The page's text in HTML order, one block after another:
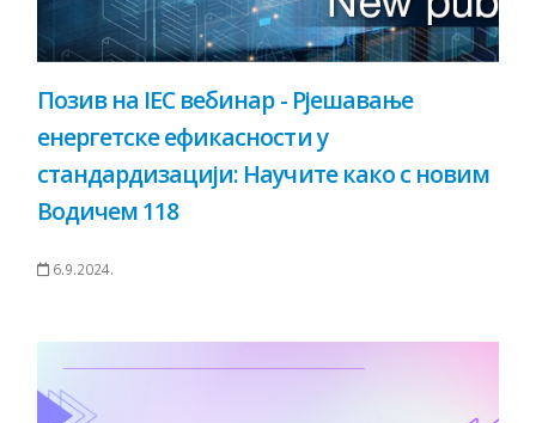
Позив на IEC вебинар - Рјешавање
енергетске ефикасности у
стандардизацији: Научите како с новим
Водичем 118
6.9.2024.